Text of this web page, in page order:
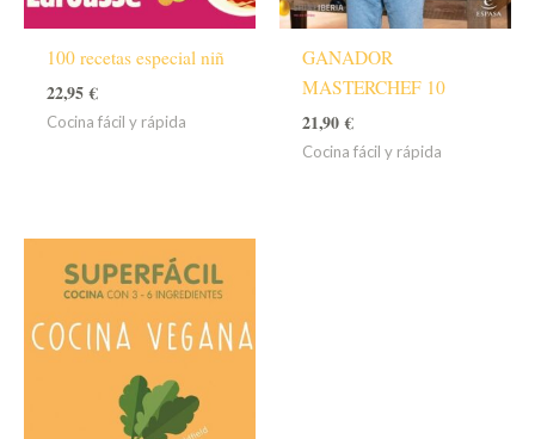
100 recetas especial niñ
22,95€
Cocina fácil y rápida
GANADOR
MASTERCHEF 10
21,90€
Cocina fácil y rápida